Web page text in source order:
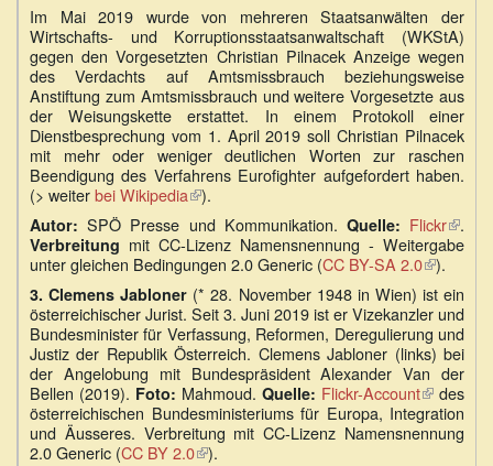
Im Mai 2019 wurde von mehreren Staatsanwälten der
Wirtschafts- und Korruptionsstaatsanwaltschaft (WKStA)
gegen den Vorgesetzten Christian Pilnacek Anzeige wegen
des Verdachts auf Amtsmissbrauch beziehungsweise
Anstiftung zum Amtsmissbrauch und weitere Vorgesetzte aus
der Weisungskette erstattet. In einem Protokoll einer
Dienstbesprechung vom 1. April 2019 soll Christian Pilnacek
mit mehr oder weniger deutlichen Worten zur raschen
Beendigung des Verfahrens Eurofighter aufgefordert haben.
(> weiterbei Wikipedia(Link
extern)
).
Autor: SPÖ Presse und Kommunikation. Quelle: Flickr(Link
ist
.
Verbreitung mit CC-Lizenz Namensnennung - Weitergabe
unter gleichen Bedingungen 2.0 Generic (CC BY-SA 2.0(Link
ist
extern)
).
3. Clemens Jabloner (* 28. November 1948 in Wien) ist ein
österreichischer Jurist. Seit 3. Juni 2019 ist er Vizekanzler und
Bundesminister für Verfassung, Reformen, Deregulierung und
Justiz der Republik Österreich. Clemens Jabloner (links) bei
der Angelobung mit Bundespräsident Alexander Van der
Bellen (2019). Foto: Mahmoud. Quelle: Flickr-Account(Link
ist
extern)
des
österreichischen Bundesministeriums für Europa, Integration
und Äusseres. Verbreitung mit CC-Lizenz Namensnennung
2.0 Generic (CC BY 2.0(Link
).